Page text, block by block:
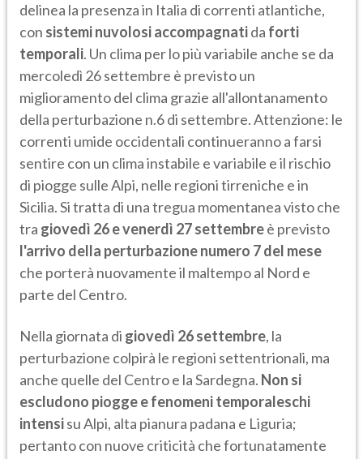
delinea la presenza in Italia di correnti atlantiche,
con sistemi nuvolosi accompagnatida forti
temporali. Un clima per lo più variabile anche se da
mercoledì 26 settembre è previsto un
miglioramento del clima grazie all'allontanamento
della perturbazione n.6 di settembre. Attenzione: le
correnti umide occidentali continueranno a farsi
sentire con un clima instabile e variabile e il rischio
di piogge sulle Alpi, nelle regioni tirreniche e in
Sicilia. Si tratta di una tregua momentanea visto che
tra giovedì 26 e venerdì 27 settembreè previsto
l'arrivo della perturbazione numero 7 del mese
che porterà nuovamente il maltempo al Nord e
parte del Centro.
Nella giornata di giovedì 26 settembre, la
perturbazione colpirà le regioni settentrionali, ma
anche quelle del Centro e la Sardegna. Non si
escludono piogge e fenomeni temporaleschi
intensisu Alpi, alta pianura padana e Liguria;
pertanto con nuove criticità che fortunatamente